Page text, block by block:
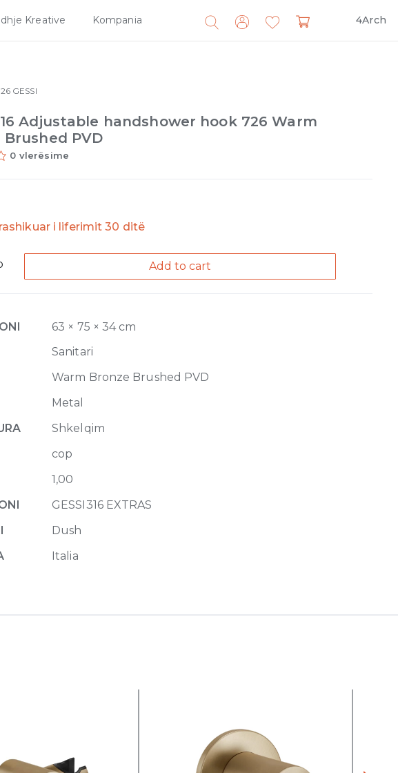
Kreative Kompania 4Arch
Search
for:
GESSI
Adjustable handshower hook 726 Warm
Brushed PVD
0 vlerësime
i liferimit 30 ditë
Add to cart
63 × 75 × 34 cm
Sanitari
Warm Bronze Brushed PVD
Metal
Shkelqim
cop
1,00
GESSI316 EXTRAS
Dush
Italia